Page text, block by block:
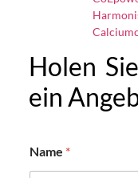
Holen
ein
Name *